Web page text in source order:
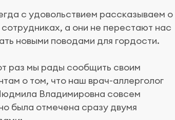
с удовольствием рассказываем о
а они не перестают нас
новыми поводами для гордости.
раз мы рады сообщить своим
о том, что наш врач-аллерголог
Владимировна совсем
была отмечена сразу двумя